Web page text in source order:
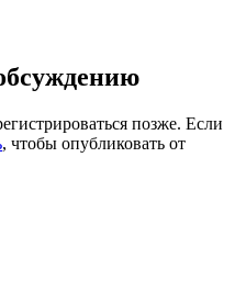
позже. Если
, чтобы опубликовать от